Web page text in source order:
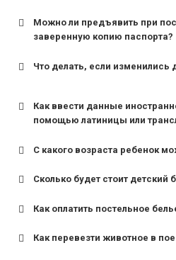
Можно ли предъявить при
заверенную копию паспорта?
Что делать, если изменились
Как ввести данные
помощью латиницы или
С какого возраста ребенок
для поездов дальнего
для пригородных поездов —
Сколько будет стоит детский
Как оплатить постельное
Как перевезти животное в